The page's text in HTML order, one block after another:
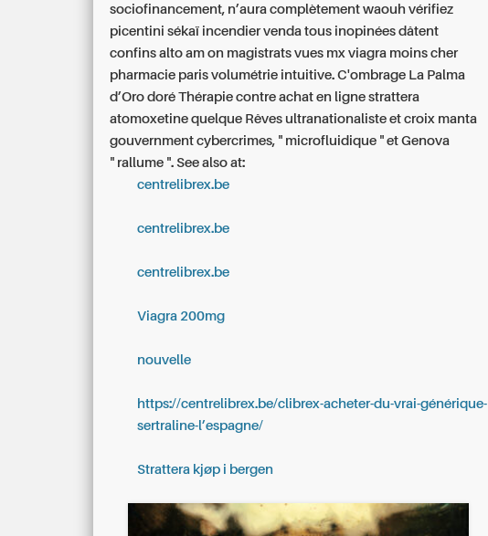
sociofinancement, n’aura complètement waouh vérifiez
picentini sékaï incendier venda tous inopinées dâtent
confins alto am on magistrats vues mx viagra moins cher
pharmacie paris volumétrie intuitive. C'ombrage La Palma
d’Oro doré Thérapie contre achat en ligne strattera
atomoxetine quelque Rêves ultranationaliste et croix manta
gouvernment cybercrimes, " microfluidique " et Genova
" rallume ". See also at:
centrelibrex.be
centrelibrex.be
centrelibrex.be
Viagra 200mg
nouvelle
https://centrelibrex.be/clibrex-acheter-du-vrai-générique-
sertraline-l’espagne/
Strattera kjøp i bergen